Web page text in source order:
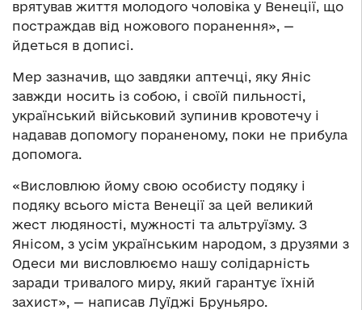
врятував життя молодого чоловіка у Венеції, що
постраждав від ножового поранення», —
йдеться в дописі.
Мер зазначив, що завдяки аптечці, яку Яніс
завжди носить із собою, і своїй пильності,
український військовий зупинив кровотечу і
надавав допомогу пораненому, поки не прибула
допомога.
«Висловлюю йому свою особисту подяку і
подяку всього міста Венеції за цей великий
жест людяності, мужності та альтруїзму. З
Янісом, з усім українським народом, з друзями з
Одеси ми висловлюємо нашу солідарність
заради тривалого миру, який гарантує їхній
захист», — написав Луїджі Бруньяро.